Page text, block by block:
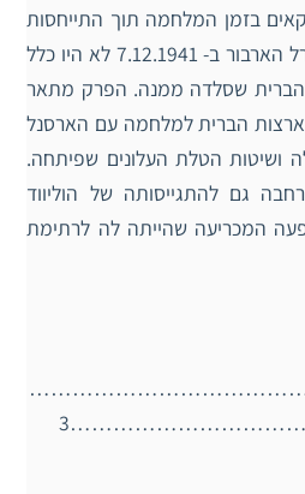
בזמן המלחמה תוך התייחסות
לכך שעד ההתקפה על פרל הארבור ב- 7.12.1941 לא היו כלל
הברית שסלדה ממנה. הפרק מתאר
הברית למלחמה עם הארסנל
ושיטות הטלת העלונים שפיתחה.
גם להתגייסותה של הוליווד
המכריעה שהייתה לה לרתימת